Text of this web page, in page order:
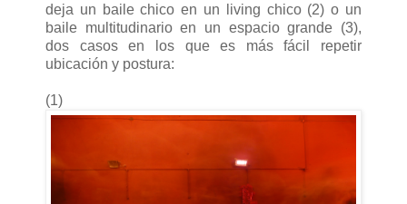
deja un baile chico en un living chico (2) o un
baile multitudinario en un espacio grande (3),
dos casos en los que es más fácil repetir
ubicación y postura:
(1)